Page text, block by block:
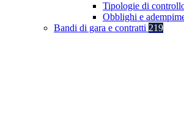
Tipologie di
Obblighi e
Bandi di gara e contratti 219